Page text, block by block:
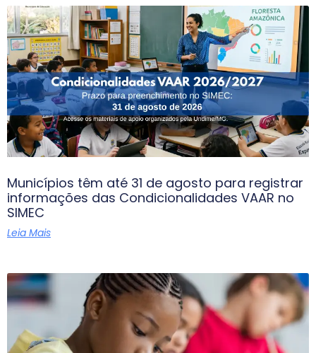
Municípios têm até 31 de agosto para registrar
informações das Condicionalidades VAAR no
SIMEC
Leia Mais